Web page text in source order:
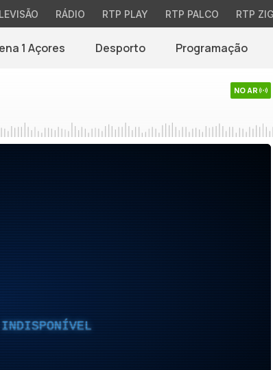
RÁDIO RTP PLAY RTP PALCO RTP
1 Açores Desporto Programação
NO AR
INDISPONÍVEL